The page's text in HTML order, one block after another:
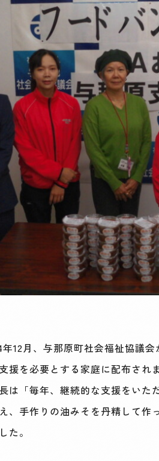
12月、与那原町社会福祉協議
を必要とする家庭に配布されま
「毎年、継続的な支援をい
、手作りの油みそを丹精して
た。